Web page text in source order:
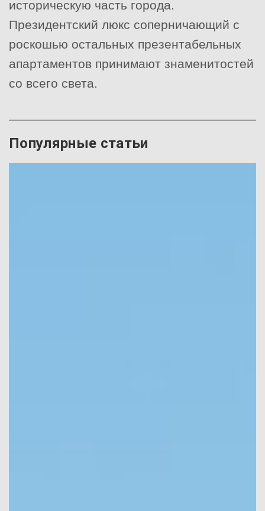
историческую часть города.
Президентский люкс соперничающий с
роскошью остальных презентабельных
апартаментов принимают знаменитостей
со всего света.
Популярные статьи